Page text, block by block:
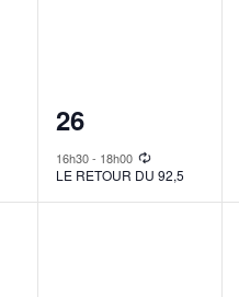
1
event,
26
16h30- 18h00
LE RETOUR DU 92,5